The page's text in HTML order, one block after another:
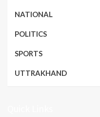
NATIONAL
POLITICS
SPORTS
UTTRAKHAND